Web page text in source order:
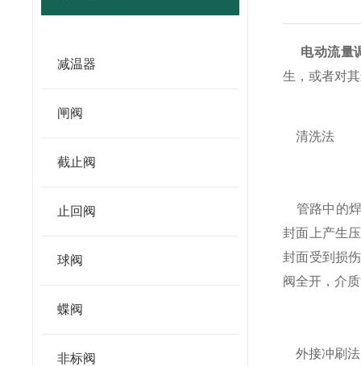
减温器
闸阀
截止阀
止回阀
球阀
蝶阀
非标阀
电动流量
生，或者对
清洗法
管路中的焊
封面上产生
封面受到损
阀全开，介
外接冲刷法